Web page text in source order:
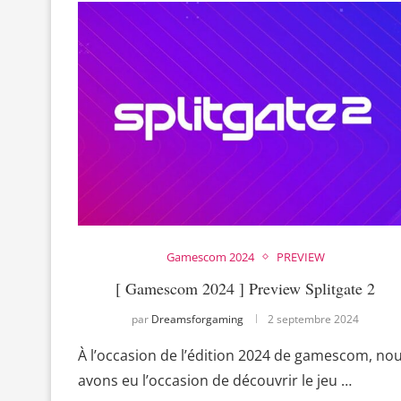
Gamescom 2024 PREVIEW
[ Gamescom 2024 ] Preview Splitgate 2
par Dreamsforgaming 2 septembre 2024
À l’occasion de l’édition 2024 de gamescom,
avons eu l’occasion de découvrir le jeu …